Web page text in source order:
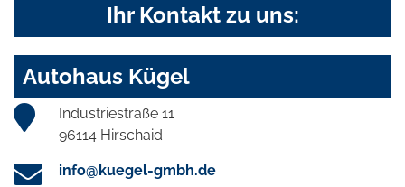
Ihr Kontakt zu uns:
Autohaus Kügel
Industriestraße 11
96114 Hirschaid
info@kuegel-gmbh.de